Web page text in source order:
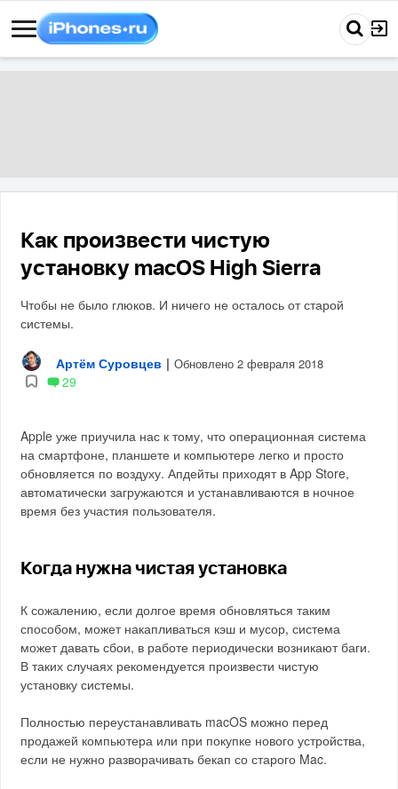
Как произвести чистую
установку macOS High Sierra
Чтобы не было глюков. И ничего не осталось от старой
системы.
Артём Суровцев | Обновлено 2 февраля 2018
29
Apple уже приучила нас к тому, что операционная система
на смартфоне, планшете и компьютере легко и просто
обновляется по воздуху. Апдейты приходят в App Store,
автоматически загружаются и устанавливаются в ночное
время без участия пользователя.
Когда нужна чистая установка
К сожалению, если долгое время обновляться таким
способом, может накапливаться кэш и мусор, система
может давать сбои, в работе периодически возникают баги.
В таких случаях рекомендуется произвести чистую
установку системы.
Полностью переустанавливать macOS можно перед
продажей компьютера или при покупке нового устройства,
если не нужно разворачивать бекап со старого Mac.